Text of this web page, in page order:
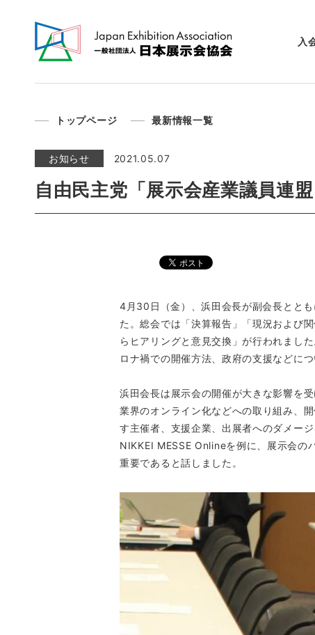
入
トップページ 最新情報一覧
お知らせ 2021.05.07
自由民主党「展示会産業議員連
4月30日（金）、浜田会長が副会長とと
た。総会では「決算報告」「現況および
らヒアリングと意見交換」が行われまし
ロナ禍での開催方法、政府の支援などに
浜田会長は展示会の開催が大きな影響を
業界のオンライン化などへの取り組み、
す主催者、支援企業、出展者へのダメー
NIKKEI MESSE Onlineを例に、展示会の
重要であると話しました。